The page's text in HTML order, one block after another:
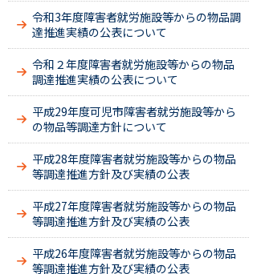
令和3年度障害者就労施設等からの物品調
達推進実績の公表について
令和２年度障害者就労施設等からの物品
調達推進実績の公表について
平成29年度可児市障害者就労施設等から
の物品等調達方針について
平成28年度障害者就労施設等からの物品
等調達推進方針及び実績の公表
平成27年度障害者就労施設等からの物品
等調達推進方針及び実績の公表
平成26年度障害者就労施設等からの物品
等調達推進方針及び実績の公表